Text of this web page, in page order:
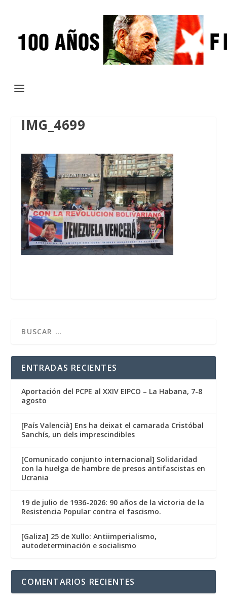
IMG_4699
ENTRADAS RECIENTES
Aportación del PCPE al XXIV EIPCO – La Habana, 7-8
agosto
[País Valencià] Ens ha deixat el camarada Cristóbal
Sanchís, un dels imprescindibles
[Comunicado conjunto internacional] Solidaridad
con la huelga de hambre de presos antifascistas en
Ucrania
19 de julio de 1936-2026: 90 años de la victoria de la
Resistencia Popular contra el fascismo.
[Galiza] 25 de Xullo: Antiimperialismo,
autodeterminación e socialismo
COMENTARIOS RECIENTES